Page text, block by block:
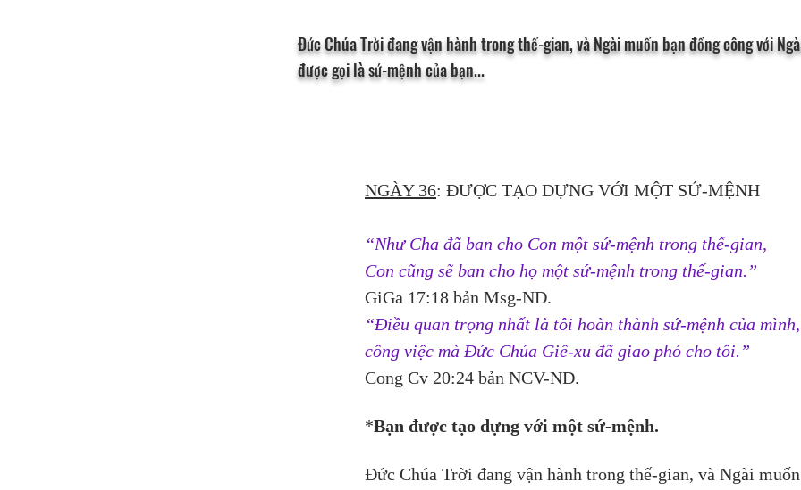
Đức Chúa Trời đang vận hành trong thế-gian, và Ngài muốn bạn đồng công với
được gọi là sứ-mệnh của bạn...
NGÀY 36: ĐƯỢC TẠO DỰNG VỚI MỘT SỨ-MỆNH
“Như Cha đã ban cho Con một sứ-mệnh trong thế-gian,
Con cũng sẽ ban cho họ một sứ-mệnh trong thế-gian.”
GiGa 17:18 bản Msg-ND.
“Điều quan trọng nhất là tôi hoàn thành sứ-mệnh của mình,
công việc mà Đức Chúa Giê-xu đã giao phó cho tôi.”
Cong Cv 20:24 bản NCV-ND.
*Bạn được tạo dựng với một sứ-mệnh.
Đức Chúa Trời đang vận hành trong thế-gian, và Ngài